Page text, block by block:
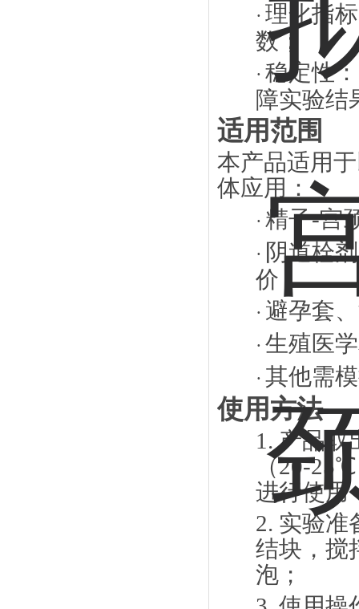
· 理化指
数；
· 稳定性
障实验结
适用范围
本产品适用
体应用：
· 精子-宫
· 阴道栓
价；
· 避孕套
· 生殖医
· 其他需
使用方法
1.产品取
（20-25℃
进行使用
2. 实验准
结块，搅
泡；